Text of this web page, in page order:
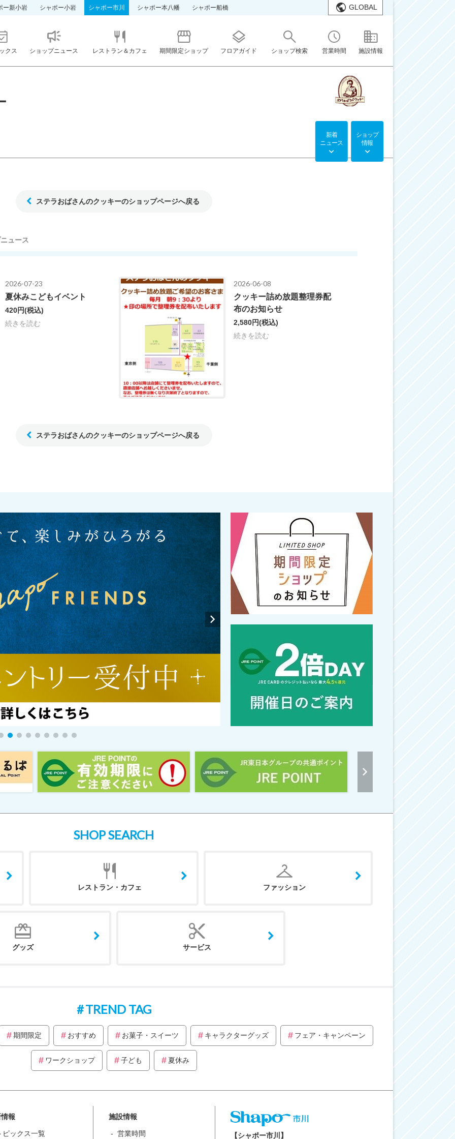
ー新小岩 シャポー小岩 シャポー市川 シャポー本八幡 シャポー船橋 GLOBAL
クス ショップニュース レストラン＆カフェ 期間限定ショップ フロアガイド ショップ検索 営業時間 施設情報
新着
ニュース
ショップ
情報
ステラおばさんのクッキーのショップページへ戻る
ュース
2026-07-23
夏休みこどもイベント
420円(税込)
続きを読む
2026-06-08
クッキー詰め放題整理券配
布のお知らせ
2,580円(税込)
続きを読む
ステラおばさんのクッキーのショップページへ戻る
SHOP SEARCH
レストラン・カフェ ファッション
グッズ サービス
TREND TAG
期間限定 おすすめ お菓子・スイーツ キャラクターグッズ フェア・キャンペーン
ワークショップ 子ども 夏休み
報
ピックス一覧
施設情報
営業時間 【シャポー市川】